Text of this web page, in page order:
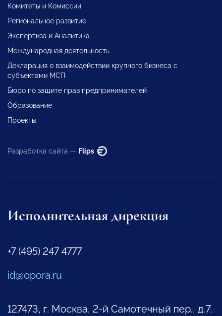
Комитеты и Комиссии
Региональное развитие
Экспертиза и Аналитика
Международная деятельность
Декларация о взаимодействии крупного бизнеса с
субъектами МСП
Бюро по защите прав предпринимателей
Образование
Проекты
Разработка сайта — Flips
Исполнительная дирекция
+7 (495) 247 4777
id@opora.ru
127473, г. Москва, 2-й Самотечный пер., д.7.